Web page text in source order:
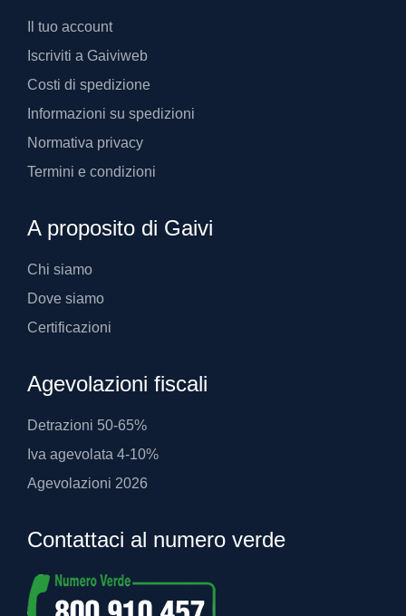
Il tuo account
Iscriviti a Gaiviweb
Costi di spedizione
Informazioni su spedizioni
Normativa privacy
Termini e condizioni
A proposito di Gaivi
Chi siamo
Dove siamo
Certificazioni
Agevolazioni fiscali
Detrazioni 50-65%
Iva agevolata 4-10%
Agevolazioni 2026
Contattaci al numero verde